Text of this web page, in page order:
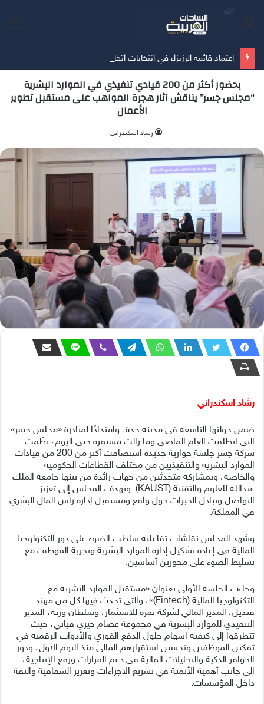
اعتماد قائمة الرزيزاء في انتخابات اتحاد كرة القدم
بحضور أكثر من 200 قيادي تنفيذي في الموارد البشرية
“مجلس جسر” يناقش آثار هجرة المواهب على مستقبل تطوير
الأعمال
‫رشاد اسكندراني
رشاد اسكندراني
ضمن جولتها التاسعة في مدينة جدة، وامتدادًا لمبادرة «مجلس جسر»
التي انطلقت العام الماضي وما زالت مستمرة حتى اليوم، نظّمت
شركة جسر جلسة ح
وارية جديدة استضافت أكثر من 200 من قيادات
الموارد البشرية والتنفيذيين من مختلف القطاعات الحكومية
والخاصة، وبمشاركة متحدثين من جهات رائدة من بينها جامعة الملك
عبدالله للعلوم والتقنية (KAUST). ويهدف المجلس إلى تعزيز
التواصل وتبادل الخبرات حول واقع ومستقبل إدارة رأس المال البشري
في المملكة.
وشهد المجلس نقاشات تفاعلية سلطت الضوء على دور التكنولوجيا
المالية في إعادة تشكيل إدارة الموارد البشرية وتجربة الموظف مع
تسليط الضوء على محورين أساسين.
وجاءت الجلسة الأولى بعنوان «مستقبل الموارد البشرية مع
التكنولوجيا المالية (Fintech)»، والتي تحدث فيها كل من مهند
قنديل، المدير المالي لشركة تمرة للاستثمار، وسلطان وزنه، المدير
التنفيذي للموارد البشرية في مجموعة عصام خيري قباني، حيث
تتطرقوا إلى كيفية اسهام حلول الدفع الفوري والأدوات الرقمية في
تمكين الموظفين وتحسين استقرارهم المالي منذ اليوم الأول، ودور
الحوافز الذكية والتحليلات المالية في دعم القرارات ورفع الإنتاجية،
إلى جانب أهمية الأتمتة في تسريع الإجراءات وتعزيز الشفافية والثقة
داخل المؤسسات.